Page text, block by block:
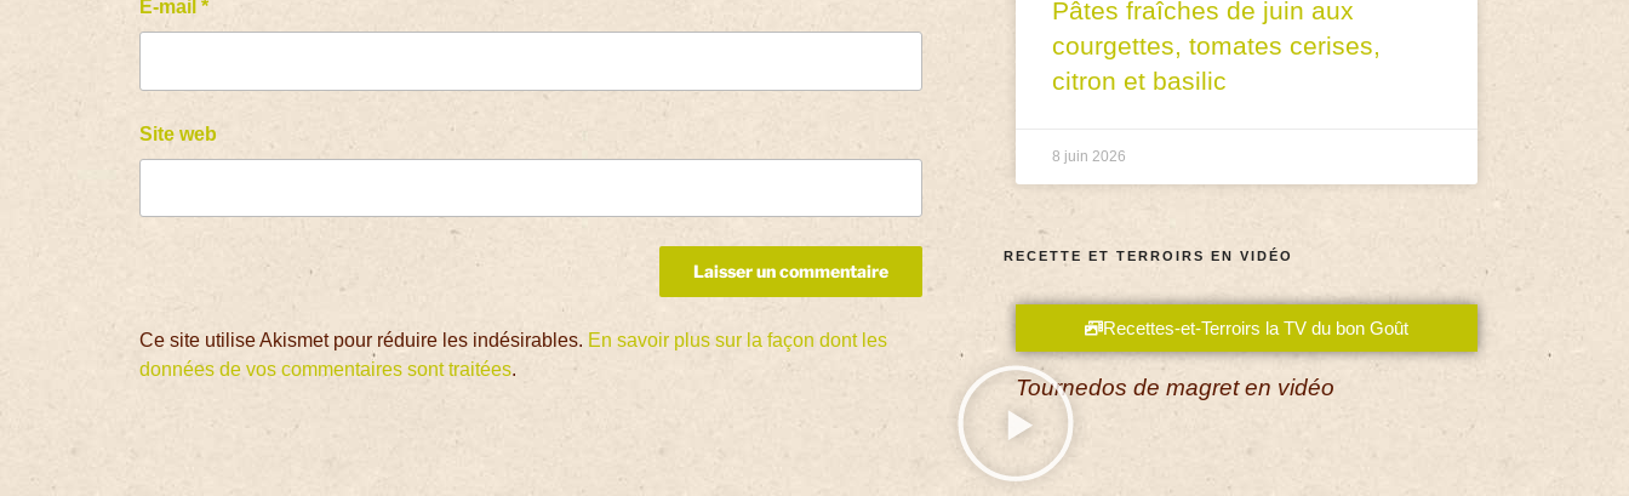
E-mail*
Site web
Ce site utilise Akismet pour réduire les indésirables. En savoir plus sur la façon dont les
données de vos commentaires sont traitées.
Pâtes fraîches de juin aux
courgettes, tomates cerises,
citron et basilic
8 juin 2026
RECETTE ET TERROIRS EN VIDÉO
Recettes-et-Terroirs la TV du bon Goût
Tournedos de magret en vidéo